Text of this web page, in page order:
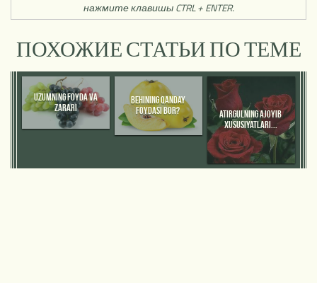
нажмите клавишы CTRL + ENTER.
ПОХОЖИЕ СТАТЬИ ПО ТЕМЕ
UZUMNING FOYDA VA
ZARARI
BEHINING QANDAY
FOYDASI BOR?
ATIRGULNING AJOYIB
XUSUSIYATLARI...